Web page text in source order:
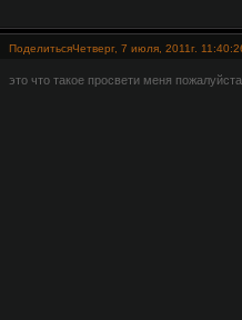
ПоделитьсяЧетверг, 7 июля, 2011г.
это что такое просвети меня